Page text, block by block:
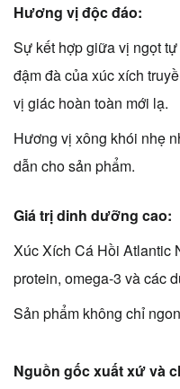
Hương vị độc đáo:
Sự kết hợp giữa vị ngọt
đậm đà của xúc xích
vị giác hoàn toàn mới lạ.
Hương vị xông khói nhẹ
dẫn cho sản phẩm.
Giá trị dinh dưỡng cao:
Xúc Xích Cá Hồi Atlantic
protein, omega-3 và các
Sản phẩm không chỉ
Nguồn gốc xuất xứ và